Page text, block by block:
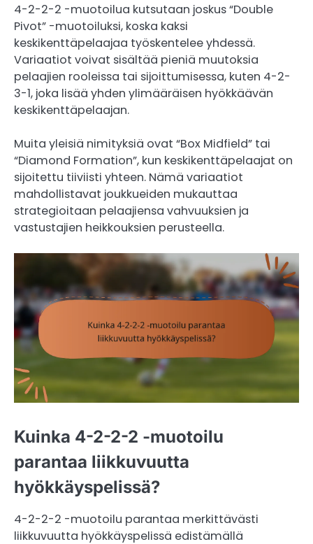
4-2-2-2 -muotoilua kutsutaan joskus “Double
Pivot” -muotoiluksi, koska kaksi
keskikenttäpelaajaa työskentelee yhdessä.
Variaatiot voivat sisältää pieniä muutoksia
pelaajien rooleissa tai sijoittumisessa, kuten 4-2-
3-1, joka lisää yhden ylimääräisen hyökkäävän
keskikenttäpelaajan.
Muita yleisiä nimityksiä ovat “Box Midfield” tai
“Diamond Formation”, kun keskikenttäpelaajat on
sijoitettu tiiviisti yhteen. Nämä variaatiot
mahdollistavat joukkueiden mukauttaa
strategioitaan pelaajiensa vahvuuksien ja
vastustajien heikkouksien perusteella.
Kuinka 4-2-2-2 -muotoilu
parantaa liikkuvuutta
hyökkäyspelissä?
4-2-2-2 -muotoilu parantaa merkittävästi
liikkuvuutta hyökkäyspelissä edistämällä